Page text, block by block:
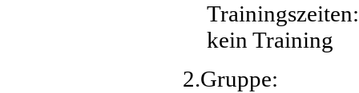
kein Training
2.Gruppe: